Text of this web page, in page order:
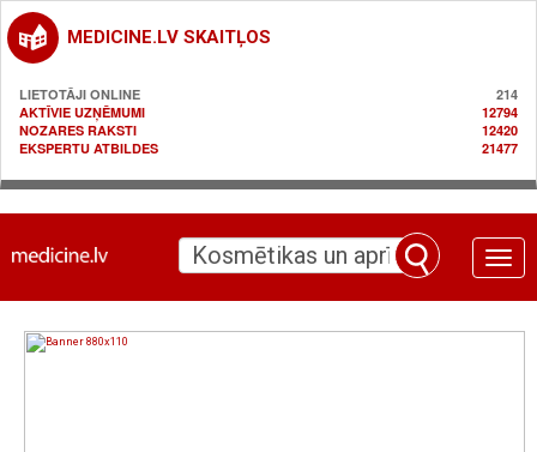
MEDICINE.LV SKAITĻOS
LIETOTĀJI ONLINE
214
AKTĪVIE UZŅĒMUMI
12794
NOZARES RAKSTI
12420
EKSPERTU ATBILDES
21477
Toggle